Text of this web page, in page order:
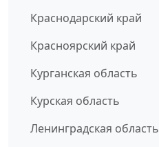
Краснодарский край
Красноярский край
Курганская область
Курская область
Ленинградская область